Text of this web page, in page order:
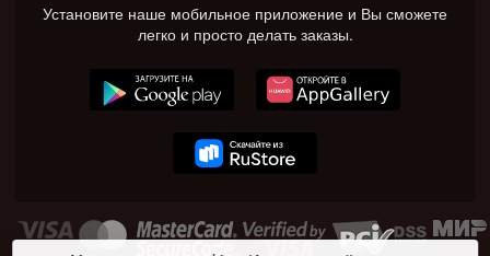
Установите наше мобильное приложение и Вы сможете
легко и просто делать заказы.